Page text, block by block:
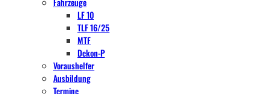
LF 10
TLF 16/25
MTF
Dekon-P
Voraushelfer
Ausbildung
Termine